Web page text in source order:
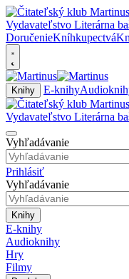
DoručenieKníhkupectvá
Knihy E-knihy
Vyhľadávanie
Prihlásiť
Vyhľadávanie
Knihy
E-knihy
Audioknihy
Hry
Filmy